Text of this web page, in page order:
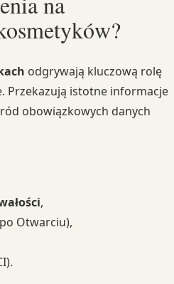
odgrywają kluczową rolę
Przekazują istotne informacje
obowiązkowych danych
,
Otwarciu),